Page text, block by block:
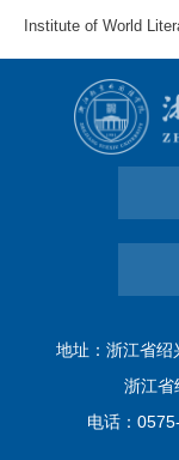
Institute of World
地址：浙江省绍
浙江省
电话：